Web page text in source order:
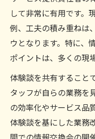
ライフバラン
新たな視点
験談の活用法
サービス提供
して非常に有用です。
例、工夫の積み重ねは
ウとなります。特に、
ポイントは、多くの現
体験談を共有すること
タッフが自らの業務を
の効率化やサービス品
体験談を基にした業務